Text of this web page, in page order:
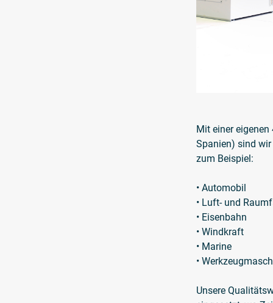
Mit einer
Spanien) sind
zum Beispiel:
• Automobil
• Luft- und
• Eisenbahn
• Windkraft
• Marine
•
Unsere